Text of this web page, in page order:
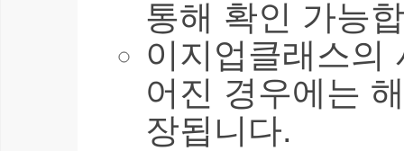
통해 확인 가능
이지업클래스의
어진 경우에는
장됩니다.